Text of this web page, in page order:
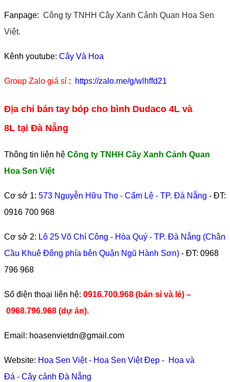
Fanpage: Công ty TNHH Cây Xanh Cảnh Quan Hoa Sen
Việt.
Kênh youtube: Cây Và Hoa
Group Zalo giá sỉ : https://zalo.me/g/wlhffd21
Địa chỉ bán tay bóp cho bình Dudaco 4L và
8L tại Đà Nẵng
Thông tin liên hệ Công ty TNHH Cây Xanh Cảnh Quan
Hoa Sen Việt
Cơ sở 1: 573 Nguyễn Hữu Thọ - Cẩm Lệ - TP. Đà Nẵng - ĐT:
0916 700 968
Cơ sở 2: Lô 25 Võ Chí Công - Hòa Quý - TP. Đà Nẵng (Chân
Cầu Khuê Đông phía bên Quận Ngũ Hành Sơn) - ĐT: 0968
796 968
​Số điện thoại liên hệ: 0916.700.968 (bán sỉ và lẻ) –
0968.796.968 (dự án).
Email: hoasenvietdn@gmail.com
Website: Hoa Sen Việt- Hoa Sen Việt Đẹp - Hoa và
Đá - Cây cảnh Đà Nẵng